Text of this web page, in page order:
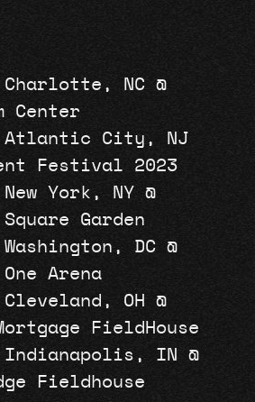
NC @
Center
City, NJ
Festival 2023
York, NY @
Garden
DC @
Arena
OH @
FieldHouse
IN @
Fieldhouse